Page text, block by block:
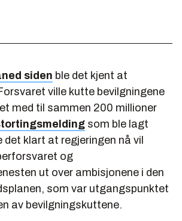
siden ble det kjent at
ville kutte bevilgningene
med til sammen 200 millioner
som ble lagt
det klart at regjeringen nå vil
og
ut over ambisjonene i den
som var utgangspunktet
av bevilgningskuttene.